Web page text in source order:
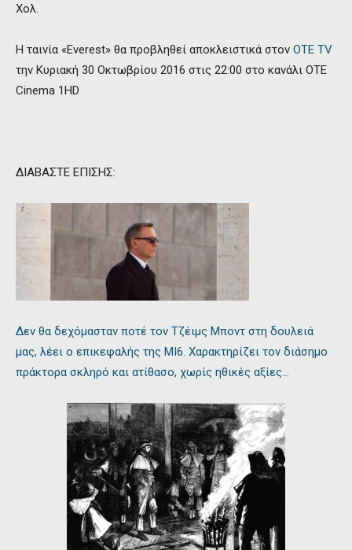
Χολ.
Η ταινία «Εverest» θα προβληθεί αποκλειστικά στον OTE TV
την Κυριακή 30 Οκτωβρίου 2016 στις 22:00 στο κανάλι OTE
Cinema 1HD
ΔΙΑΒΑΣΤΕ ΕΠΙΣΗΣ:
Δεν θα δεχόμασταν ποτέ τον Τζέιμς Μποντ στη δουλειά
μας, λέει ο επικεφαλής της ΜΙ6. Χαρακτηρίζει τον διάσημο
πράκτορα σκληρό και ατίθασο, χωρίς ηθικές αξίες…